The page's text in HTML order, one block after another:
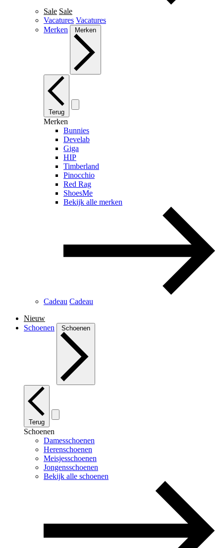
Sale Sale
Vacatures Vacatures
Merken
Merken
Terug
Merken
Bunnies
Develab
Giga
HIP
Timberland
Pinocchio
Red Rag
ShoesMe
Bekijk alle merken
Cadeau Cadeau
Nieuw
Schoenen
Schoenen
Terug
Schoenen
Damesschoenen
Herenschoenen
Meisjesschoenen
Jongensschoenen
Bekijk alle schoenen